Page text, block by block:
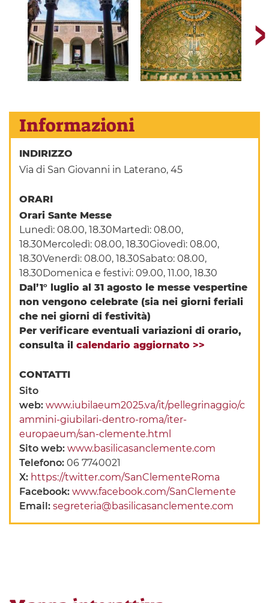
Informazioni
INDIRIZZO
Via di San Giovanni in Laterano, 45
ORARI
Orari Sante Messe
Lunedì: 08.00, 18.30Martedì: 08.00,
18.30Mercoledì: 08.00, 18.30Giovedì: 08.00,
18.30Venerdì: 08.00, 18.30Sabato: 08.00,
18.30Domenica e festivi: 09.00, 11.00, 18.30
Dal’1° luglio al 31 agosto le messe vespertine
non vengono celebrate (sia nei giorni feriali
che nei giorni di festività)
Per verificare eventuali variazioni di orario,
consulta il calendario aggiornato >>
CONTATTI
Sito
web:www.iubilaeum2025.va/it/pellegrinaggio/c
ammini-giubilari-dentro-roma/iter-
europaeum/san-clemente.html
Sito web:www.basilicasanclemente.com
Telefono:06 7740021
X: https://twitter.com/SanClementeRoma
Facebook:www.facebook.com/SanClemente
Email:segreteria@basilicasanclemente.com